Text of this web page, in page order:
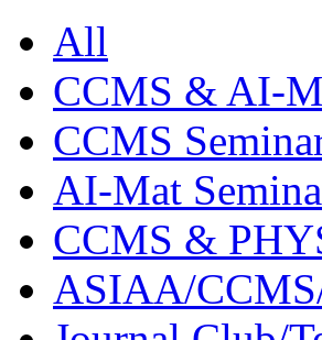
All
CCMS & AI-
CCMS
AI-Mat
CCMS &
ASIAA/